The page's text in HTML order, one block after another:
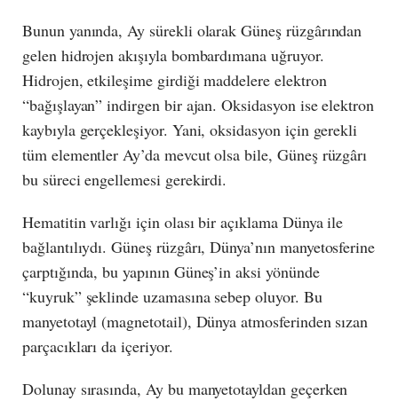
Bunun yanında, Ay sürekli olarak Güneş rüzgârından
gelen hidrojen akışıyla bombardımana uğruyor.
Hidrojen, etkileşime girdiği maddelere elektron
“bağışlayan” indirgen bir ajan. Oksidasyon ise elektron
kaybıyla gerçekleşiyor. Yani, oksidasyon için gerekli
tüm elementler Ay’da mevcut olsa bile, Güneş rüzgârı
bu süreci engellemesi gerekirdi.
Hematitin varlığı için olası bir açıklama Dünya ile
bağlantılıydı. Güneş rüzgârı, Dünya’nın manyetosferine
çarptığında, bu yapının Güneş’in aksi yönünde
“kuyruk” şeklinde uzamasına sebep oluyor. Bu
manyetotayl (magnetotail), Dünya atmosferinden sızan
parçacıkları da içeriyor.
Dolunay sırasında, Ay bu manyetotayldan geçerken